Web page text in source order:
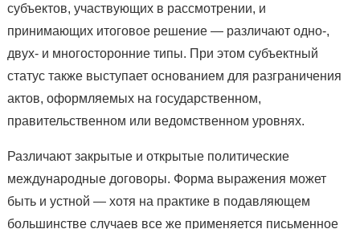
субъектов, участвующих в рассмотрении, и
принимающих итоговое решение — различают одно-,
двух- и многосторонние типы. При этом субъектный
статус также выступает основанием для разграничения
актов, оформляемых на государственном,
правительственном или ведомственном уровнях.
Различают закрытые и открытые политические
международные договоры. Форма выражения может
быть и устной — хотя на практике в подавляющем
большинстве случаев все же применяется письменное